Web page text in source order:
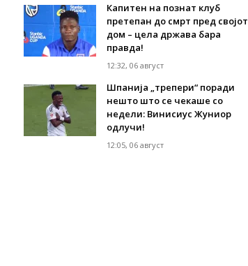
Капитен на познат клуб
претепан до смрт пред својот
дом – цела држава бара
правда!
12:32, 06 август
Шпанија „трепери“ поради
нешто што се чекаше со
недели: Винисиус Жуниор
одлучи!
12:05, 06 август